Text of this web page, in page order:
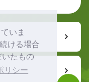
いま
ける場合
たもの
リシー